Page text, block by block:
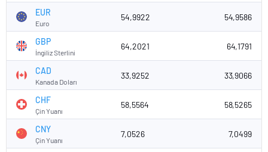
EUR
Euro
54,9922 54,9586
GBP
İngiliz Sterlini
64,2021 64,1791
CAD
Kanada Doları
33,9252 33,9066
CHF
Çin Yuanı
58,5564 58,5265
CNY
Çin Yuanı
7,0526 7,0499